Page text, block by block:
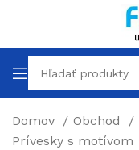
Domov Obchod
Prívesky s motívom